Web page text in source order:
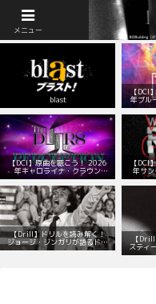
BOBuilding（ボ
blast
【DCI
年ブル
【DCI】原曲を聴こう！ 2026
年キャロライナ・クラウン
『The Doors of Perception』
レパートリー！
【DCI
年サ
『With
【Drill】ドリルを読み解く！
ジョージ・ジンガリが語るドリ
ルデザインの本質とは？
【
スティ
学
メニュー